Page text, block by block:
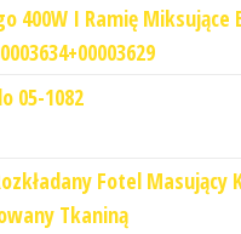
400W I Ramię Miksujące
05-1082
Fotel Masujący
Tkaniną